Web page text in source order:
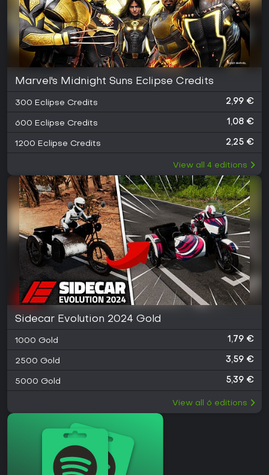
Marvel's Midnight Suns Eclipse Credits
300 Eclipse Credits 2,99 €
600 Eclipse Credits 1,08 €
1200 Eclipse Credits 2,25 €
View all 4 editions
Sidecar Evolution 2024 Gold
1000 Gold 1,79 €
2500 Gold 3,59 €
5000 Gold 5,39 €
View all 6 editions